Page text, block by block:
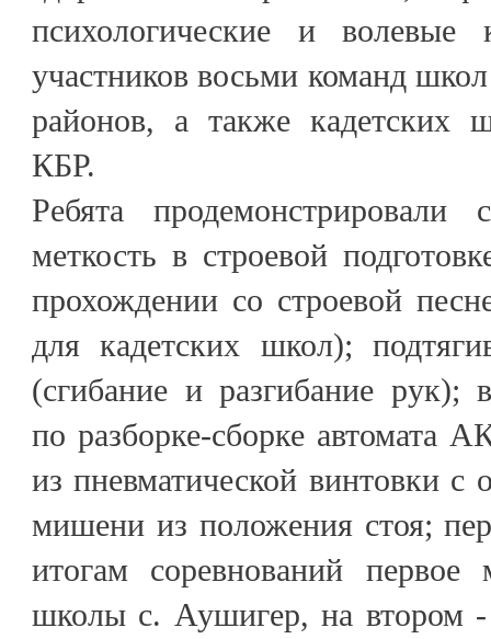
психологические и
участников восьми команд
районов, а также кадетских
КБР.
Ребята продемонстрировали
меткость в строевой
прохождении со строевой
для кадетских школ);
(сгибание и разгибание рук);
по разборке-сборке автомата
из пневматической винтовки
мишени из положения стоя;
итогам соревнований первое
школы с. Аушигер, на